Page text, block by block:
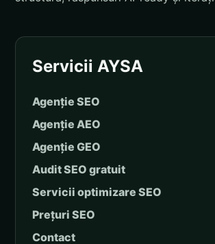
Servicii AYSA
Agenție SEO
Agenție AEO
Agenție GEO
Audit SEO gratuit
Servicii optimizare SEO
Prețuri SEO
Contact